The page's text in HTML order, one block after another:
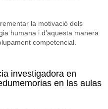
la motivació dels
humana i d’aquesta manera
competencial.
de Farmàcia a través de
investigadora en
en las aulas